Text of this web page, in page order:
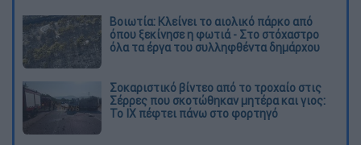
Βοιωτία: Κλείνει το αιολικό πάρκο από
όπου ξεκίνησε η φωτιά - Στο στόχαστρο
όλα τα έργα του συλληφθέντα δημάρχου
Σοκαριστικό βίντεο από το τροχαίο στις
Σέρρες που σκοτώθηκαν μητέρα και γιος:
Το ΙΧ πέφτει πάνω στο φορτηγό